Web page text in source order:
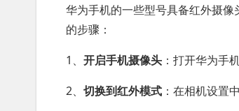
华为手机的一些型号具备红外摄
的步骤：
1、 开启手机摄像头 ：打开华为手
2、 切换到红外模式 ：在相机设置